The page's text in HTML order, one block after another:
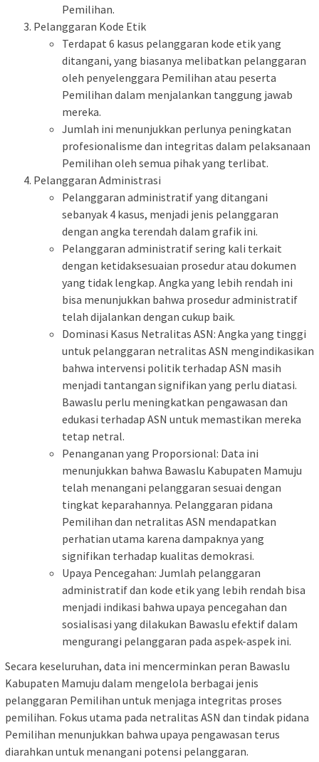
Pemilihan.
Pelanggaran Kode Etik
Terdapat 6 kasus pelanggaran kode etik yang
ditangani, yang biasanya melibatkan pelanggaran
oleh penyelenggara Pemilihan atau peserta
Pemilihan dalam menjalankan tanggung jawab
mereka.
Jumlah ini menunjukkan perlunya peningkatan
profesionalisme dan integritas dalam pelaksanaan
Pemilihan oleh semua pihak yang terlibat.
Pelanggaran Administrasi
Pelanggaran administratif yang ditangani
sebanyak 4 kasus, menjadi jenis pelanggaran
dengan angka terendah dalam grafik ini.
Pelanggaran administratif sering kali terkait
dengan ketidaksesuaian prosedur atau dokumen
yang tidak lengkap. Angka yang lebih rendah ini
bisa menunjukkan bahwa prosedur administratif
telah dijalankan dengan cukup baik.
Dominasi Kasus Netralitas ASN: Angka yang tinggi
untuk pelanggaran netralitas ASN mengindikasikan
bahwa intervensi politik terhadap ASN masih
menjadi tantangan signifikan yang perlu diatasi.
Bawaslu perlu meningkatkan pengawasan dan
edukasi terhadap ASN untuk memastikan mereka
tetap netral.
Penanganan yang Proporsional: Data ini
menunjukkan bahwa Bawaslu Kabupaten Mamuju
telah menangani pelanggaran sesuai dengan
tingkat keparahannya. Pelanggaran pidana
Pemilihan dan netralitas ASN mendapatkan
perhatian utama karena dampaknya yang
signifikan terhadap kualitas demokrasi.
Upaya Pencegahan: Jumlah pelanggaran
administratif dan kode etik yang lebih rendah bisa
menjadi indikasi bahwa upaya pencegahan dan
sosialisasi yang dilakukan Bawaslu efektif dalam
mengurangi pelanggaran pada aspek-aspek ini.
Secara keseluruhan, data ini mencerminkan peran Bawaslu
Kabupaten Mamuju dalam mengelola berbagai jenis
pelanggaran Pemilihan untuk menjaga integritas proses
pemilihan. Fokus utama pada netralitas ASN dan tindak pidana
Pemilihan menunjukkan bahwa upaya pengawasan terus
diarahkan untuk menangani potensi pelanggaran.